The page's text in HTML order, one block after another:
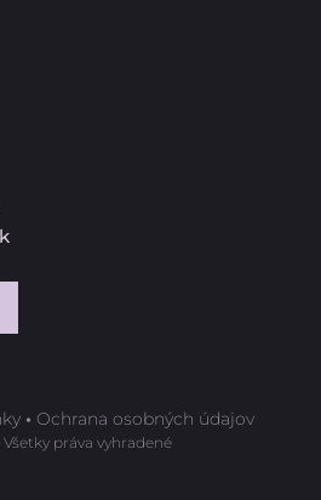
• Ochrana osobných údajov
Všetky práva vyhradené